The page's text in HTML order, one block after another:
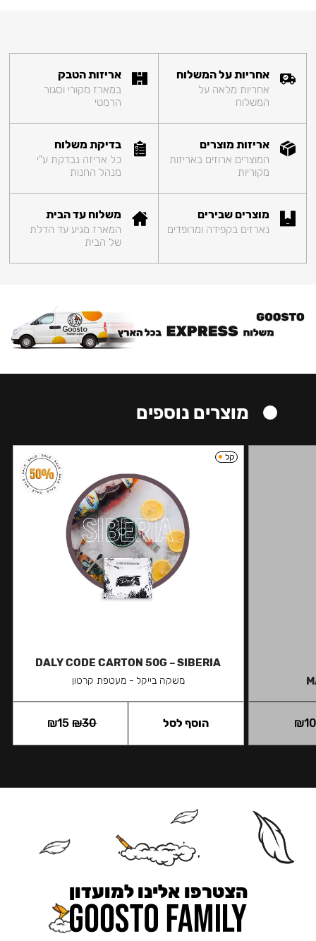
אחריות על המשלוח
אחריות מלאה על
המשלוח
אריזות הטבק
במארז מקורי וסגור
הרמטי
אריזות מוצרים
המוצרים ארוזים באריזות
מקוריות
בדיקת משלוח
כל אריזה נבדקת ע"י
מנהל החנות
מוצרים שבירים
נארזים בקפידה ומרופדים
משלוח עד הבית
המארז מגיע עד הדלת
של הבית
מוצרים נוספים
₪
קל
DALY CODE CARTON 50G – SIBERIA
משקה בייקל - מעטפת קרטון
₪30
₪15 הוסף לסל
הצטרפו אלינו למועדון